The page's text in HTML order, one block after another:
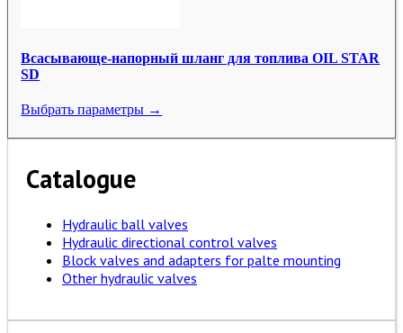
Всасывающе-напорный шланг для топлива OIL STAR
SD
Выбрать параметры →
Catalogue
Hydraulic ball valves
Hydraulic directional control valves
Block valves and adapters for palte mounting
Other hydraulic valves